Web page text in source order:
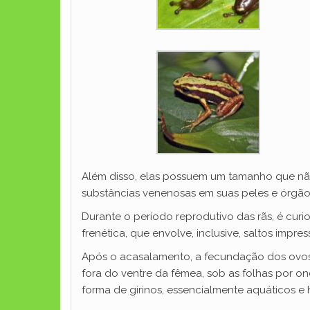
Além disso, elas possuem um tamanho que
substâncias venenosas em suas peles e
Durante o período reprodutivo das rãs, é
frenética, que envolve, inclusive, saltos
Após o acasalamento, a fecundação dos
fora do ventre da fêmea, sob as folhas por
forma de girinos, essencialmente aquáticos e